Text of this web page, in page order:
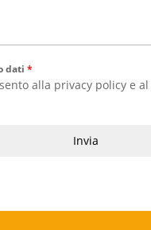
dati *
alla privacy policye al
Invia